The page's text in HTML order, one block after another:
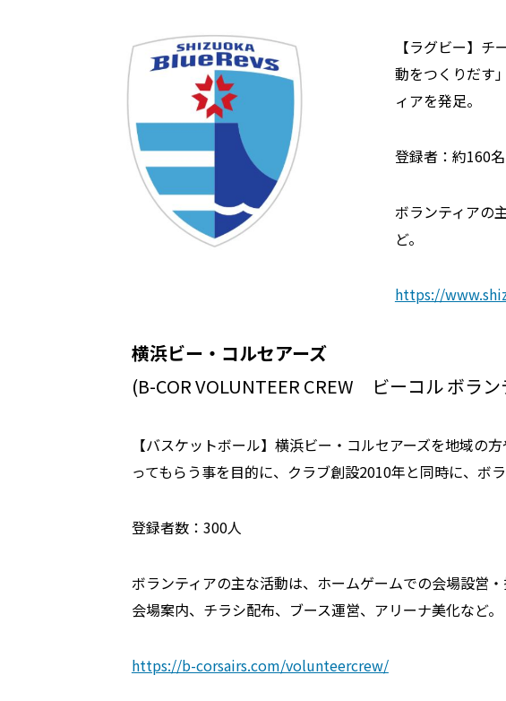
【ラグビー】
動をつくりだす
ィアを発足。
登録者：約160名
ボランティアの
ど。
https://
横浜ビー・コルセアーズ
(B-COR VOLUNTEER CREW ビーコル ボラン
【バスケットボール】横浜ビー・コルセアーズを地域の
ってもらう事を目的に、クラブ創設2010年と同時に、ボラ
登録者数：300人
ボランティアの主な活動は、ホームゲームでの会場設営・
会場案内、チラシ配布、ブース運営、アリーナ美化など。
https://b-corsairs.com/volunteercrew/